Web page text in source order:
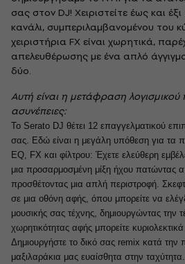
σας στον DJ! Χειριστείτε έως και
κανάλι, συμπεριλαμβανομένου του
χειριστήρια FX είναι χωρητικά,
απελευθέρωσης με ένα απλό
δύο.
Αυτή είναι η μετάφραση λογισμικού
ασυνέπειες:
Το Serato DJ θέτει 12 επαγγελματικού
σας. Εδώ είναι η μεγάλη υπόθεση για τα
EQ, FX και φίλτρου: Έχετε ελεύθερη
μια προσαρμοσμένη μίξη ήχου πατώντας
προσθέτοντας μια απλή περιστροφή.
σε μια οθόνη αφής, όπου μπορείτε να
μουσικής σας τέχνης, δημιουργώντας την
χωρητικότητας αφής μπορείτε
Δημιουργήστε το δικό σας remix κατά
μαξιλαράκια μας ευαίσθητα στην ταχύτητα.